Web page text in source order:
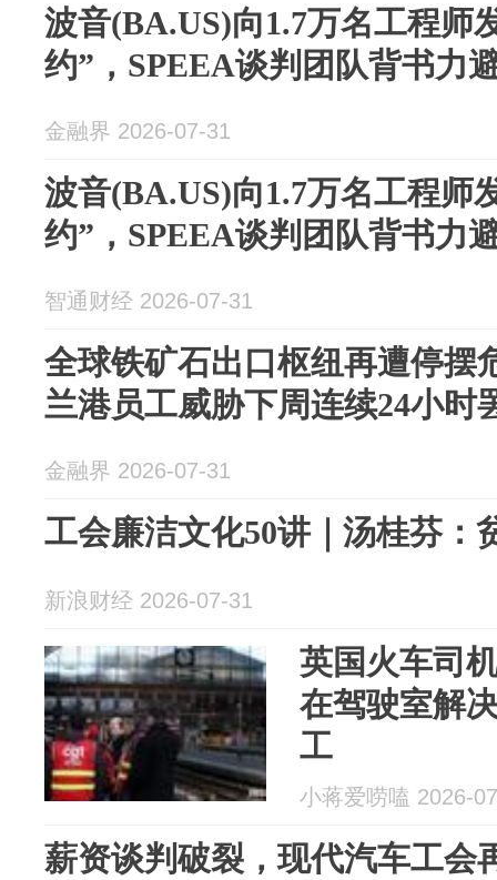
波音(BA.US)向1.7万名工程师
约”，SPEEA谈判团队背书力
金融界 2026-07-31
波音(BA.US)向1.7万名工程师
约”，SPEEA谈判团队背书力
智通财经 2026-07-31
全球铁矿石出口枢纽再遭停摆
兰港员工威胁下周连续24小时
金融界 2026-07-31
工会廉洁文化50讲｜汤桂芬：
新浪财经 2026-07-31
英国火车司
在驾驶室解
工
小蒋爱唠嗑 2026-
薪资谈判破裂，现代汽车工会